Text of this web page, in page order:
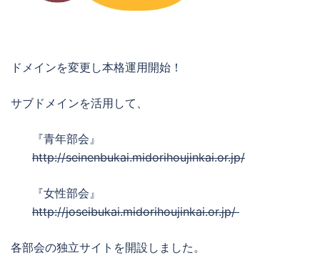
ドメインを変更し本格運用開始！
サブドメインを活用して、
『青年部会』
http://seinenbukai.midorihoujinkai.or.jp/
『女性部会』
http://joseibukai.midorihoujinkai.or.jp/
各部会の独立サイトを開設しました。